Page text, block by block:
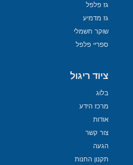
גז פלפל
גז מדמיע
שוקר חשמלי
ספריי פלפל
ציוד ריגול
בלוג
מרכז הידע
אודות
צור קשר
הגעה
תקנון החנות